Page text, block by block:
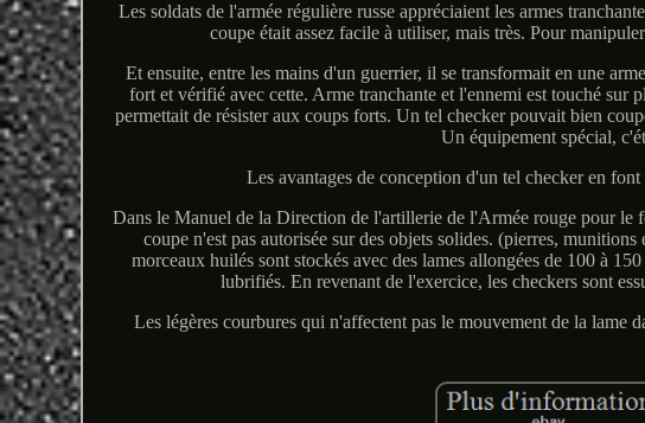
Les soldats de l'armée régulière russe appréciaient les armes
coupe était assez facile à utiliser, mais très. Pour
Et ensuite, entre les mains d'un guerrier, il se transformait en une
fort et vérifié avec cette. Arme tranchante et l'ennemi est touché
permettait de résister aux coups forts. Un tel checker pouvait bien
Un équipement spécial,
Les avantages de conception d'un tel checker en
Dans le Manuel de la Direction de l'artillerie de l'Armée rouge pour
coupe n'est pas autorisée sur des objets solides. (pierres,
morceaux huilés sont stockés avec des lames allongées de 100 à
lubrifiés. En revenant de l'exercice, les checkers sont
Les légères courbures qui n'affectent pas le mouvement de la lame